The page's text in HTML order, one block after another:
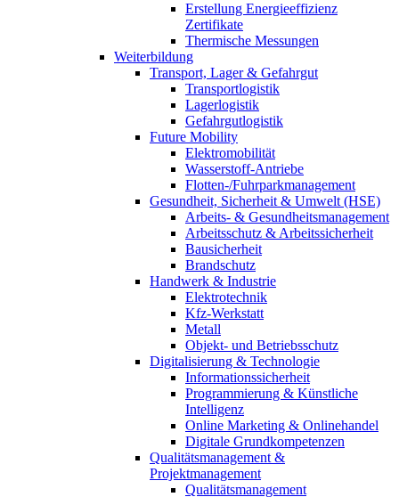
Erstellung Energieeffizienz
Zertifikate
Thermische Messungen
Weiterbildung
Transport, Lager & Gefahrgut
Transportlogistik
Lagerlogistik
Gefahrgutlogistik
Future Mobility
Elektromobilität
Wasserstoff-Antriebe
Flotten-/Fuhrparkmanagement
Gesundheit, Sicherheit & Umwelt (HSE)
Arbeits- & Gesundheitsmanagement
Arbeitsschutz & Arbeitssicherheit
Bausicherheit
Brandschutz
Handwerk & Industrie
Elektrotechnik
Kfz-Werkstatt
Metall
Objekt- und Betriebsschutz
Digitalisierung & Technologie
Informationssicherheit
Programmierung & Künstliche
Intelligenz
Online Marketing & Onlinehandel
Digitale Grundkompetenzen
Qualitätsmanagement &
Projektmanagement
Qualitätsmanagement